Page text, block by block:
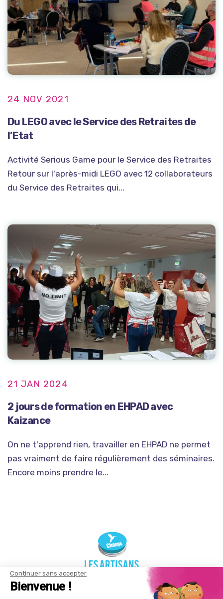
Continuer sans accepter
Bienvenue !
24 NOV 2021
Du LEGO avec le Service des Retraites de
l’Etat
Activité Serious Game pour le Service des Retraites
Retour sur l'après-midi LEGO avec 12 collaborateurs
du Service des Retraites qui...
21 JAN 2024
2 jours de formation en EHPAD avec
Kaizance
On ne t'apprend rien, travailler en EHPAD ne permet
pas vraiment de faire régulièrement des séminaires.
Encore moins prendre le...